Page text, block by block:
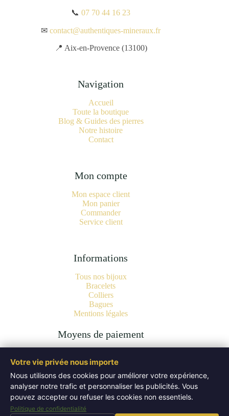
📞07 70 44 16 23
✉contact@authentiques-mineraux.fr
📍 Aix-en-Provence (13100)
Navigation
Accueil
Toute la boutique
Blog & Guides des pierres
Notre histoire
Contact
Mon compte
Mon espace client
Mon panier
Commander
Service client
Informations
Tous nos bijoux
Bracelets
Colliers
Bagues
Mentions légales
Moyens de paiement
Copyright © 2026 Bijoux Pierres Naturelles | Lithothérapie -
Authentiques Minéraux - WordPress Theme byCreative
Votre vie privée nous importe
Nous utilisons des cookies pour améliorer votre expérience,
analyser notre trafic et personnaliser les publicités. Vous
pouvez accepter ou refuser les cookies non essentiels.
Politique de confidentialité